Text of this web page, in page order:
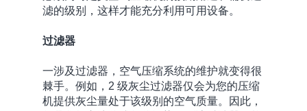
滤的级别，这样才能充分利用可用设备。
过滤器
一涉及过滤器，空气压缩系统的维护就变得很
棘手。例如，2 级灰尘过滤器仅会为您的压缩
机提供灰尘量处于该级别的空气质量。因此，